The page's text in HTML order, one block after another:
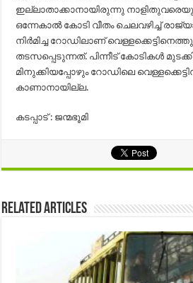
ഇല്ലാതാക്കാനായിരുന്നു
ഒന്നേകാല്‍ കോടി വീതം ചെലവഴിച്ച്
നിര്‍മിച്ച റോഡിലാണ്
തടസപ്പെടുന്നത്. പിന്നീട് കോടികള്‍
മിനുക്കിയപ്പോഴും റോഡിലെ
കാണാനായില്ല.
കടപ്പാട് : ജന്മഭൂമി
Related Articles